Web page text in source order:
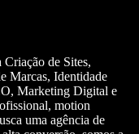
de Sites,
Marcas, Identidade
Marketing Digital e
motion
uma agência de